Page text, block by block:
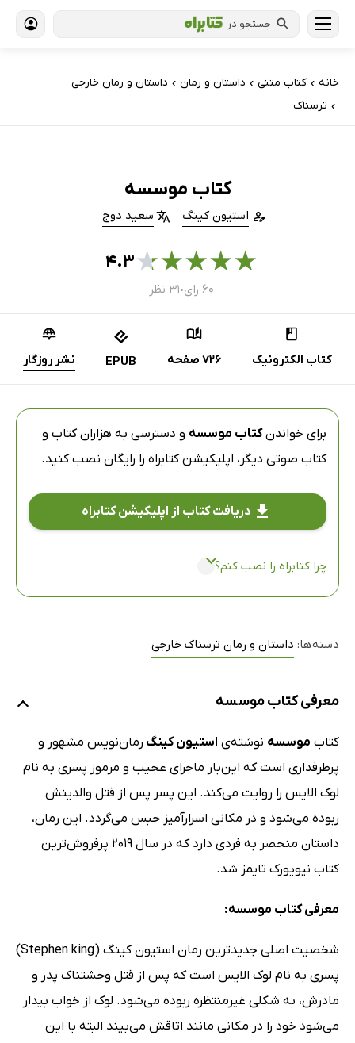
جستجو در
خانه › کتاب‌ متنی › داستان و رمان › داستان و رمان خارجی
› ترسناک
کتاب موسسه
استیون کینگ سعید دوج
★
★
★
★
★۴.۳
۶۰ رای ● ۳۱ نظر
کتاب الکترونیک 726 صفحه EPUB نشر روزگار
برای خواندنکتاب موسسه و دسترسی به هزاران کتاب و
کتاب صوتی دیگر، اپلیکیشن کتابراه را رایگان نصب کنید.
دریافت کتاب از اپلیکیشن کتابراه
چرا کتابراه را نصب کنم؟
دسته‌ها: داستان و رمان ترسناک خارجی
معرفی کتاب موسسه
کتاب موسسه نوشته‌ی استیون کینگ رمان‌نویس مشهور و
پرطرفداری است که این‌بار ماجرای عجیب و مرموز پسری به نام
لوک الایس را روایت می‌کند. این پسر پس از قتل والدینش
ربوده می‌شود و در مکانی اسرارآمیز حبس می‌گردد. این رمان،
داستان منحصر به فردی دارد که در سال 2019 پرفروش‌ترین
کتاب نیویورک تایمز شد.
معرفی کتاب موسسه:
شخصیت اصلی جدیدترین رمان استیون کینگ (king
Stephen
)
پسری به نام ‌لوک الایس است که پس از قتل وحشتناک پدر و
مادرش، به‌ شکلی غیرمنتظره‌ ربوده می‌شود. لوک از خواب بیدار
می‌شود خود را در مکانی مانند اتاقش می‌بیند البته با این